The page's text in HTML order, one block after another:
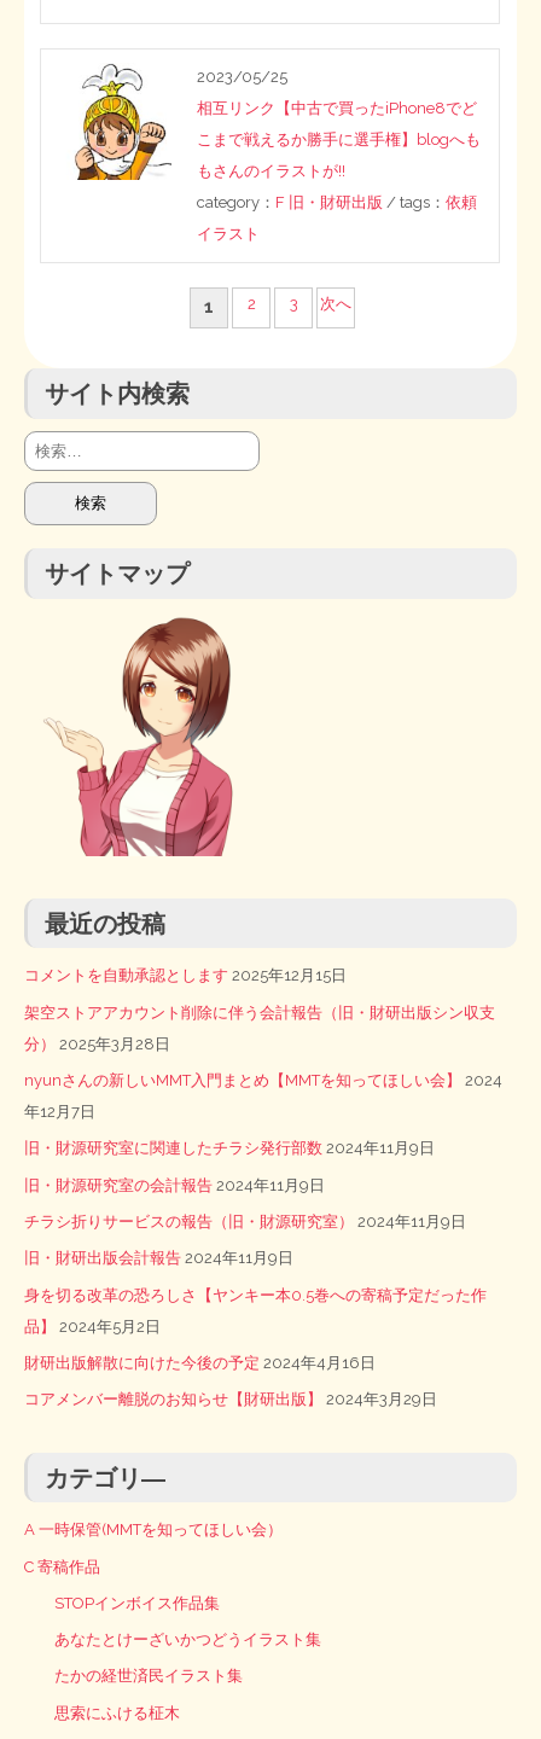
2023/05/25
相互リンク【中古で買ったiPhone8でど
こまで戦えるか勝手に選手権】blogへも
もさんのイラストが!!
category： F 旧・財研出版 / tags：依頼
イラスト
の
ペ
送
1 2 3 次へ
サイト内検索
検
索:
サイトマップ
最近の投稿
コメントを自動承認とします 2025年12月15日
架空ストアアカウント削除に伴う会計報告（旧・財研出版シン収支
分）
2025年3月28日
nyunさんの新しいMMT入門まとめ【MMTを知ってほしい会】
2024
年12月7日
旧・財源研究室に関連したチラシ発行部数 2024年11月9日
旧・財源研究室の会計報告 2024年11月9日
チラシ折りサービスの報告（旧・財源研究室） 2024年11月9日
旧・財研出版会計報告 2024年11月9日
身を切る改革の恐ろしさ【ヤンキー本0.5巻への寄稿予定だった作
品】
2024年5月2日
財研出版解散に向けた今後の予定 2024年4月16日
コアメンバー離脱のお知らせ【財研出版】 2024年3月29日
カテゴリ―
A 一時保管(MMTを知ってほしい会）
C 寄稿作品
STOPインボイス作品集
あなたとけーざいかつどうイラスト集
たかの経世済民イラスト集
思索にふける柾木